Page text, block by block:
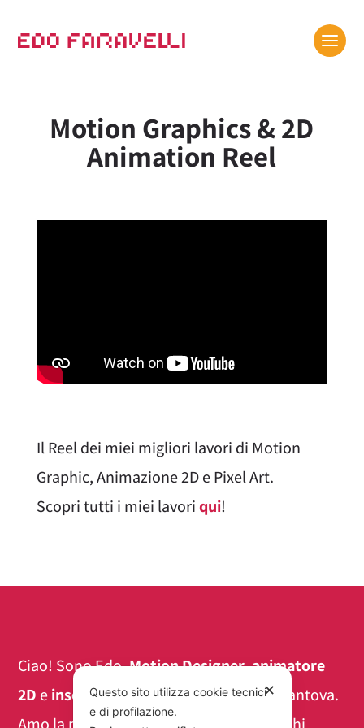
Motion Graphics & 2D
Animation Reel
Il Reel dei miei migliori lavori di Motion
Graphic, Animazione 2D e Pixel Art.
Scopri tutti i miei lavoriqui!
Ciao! Sono Edo,Motion Designer,animatore
2D einsegnante freelancecon base a Mantova.
Amo la pixel art e l’estetica dei videogiochi
✕
Questo sito utilizza cookie tecnici
e di profilazione.